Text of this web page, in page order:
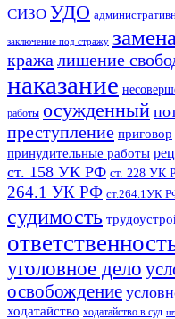
СИЗО УДО
заключение под стражу
кража лишение
наказание
работы осужденный
преступление приговор
принудительные работы
ст. 158 УК РФ ст. 228 УК
264.1 УК РФ ст.264.1УК
судимость
уголовное дело
освобождение
ходатайство ходатайство в суд